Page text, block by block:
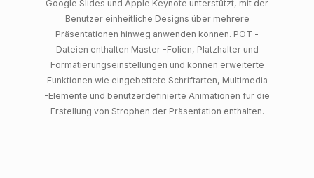
Google Slides und Apple Keynote unterstützt, mit der
Benutzer einheitliche Designs über mehrere
Präsentationen hinweg anwenden können. POT -
Dateien enthalten Master -Folien, Platzhalter und
Formatierungseinstellungen und können erweiterte
Funktionen wie eingebettete Schriftarten, Multimedia
-Elemente und benutzerdefinierte Animationen für die
Erstellung von Strophen der Präsentation enthalten.